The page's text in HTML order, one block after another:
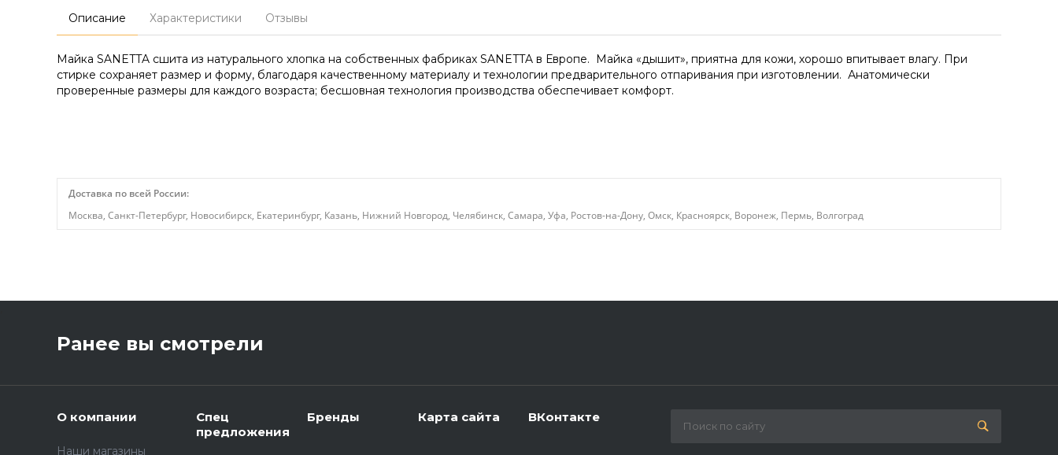
Описание Характеристики Отзывы
Майка SANETTA сшита из натурального хлопка на собственных фабриках SANETTA в Европе. Майка «дышит», приятна для кожи, хорошо впитывает влагу. При
стирке сохраняет размер и форму, благодаря качественному материалу и технологии предварительного отпаривания при изготовлении. Анатомически
проверенные размеры для каждого возраста; бесшовная технология производства обеспечивает комфорт.
Доставка по всей России:
Москва, Санкт-Петербург, Новосибирск, Екатеринбург, Казань, Нижний Новгород, Челябинск, Самара, Уфа, Ростов-на-Дону, Омск, Красноярск, Воронеж, Пермь, Волгоград
Ранее вы смотрели
О компании
Наши магазины
Спец
предложения
Бренды Карта сайта ВКонтакте